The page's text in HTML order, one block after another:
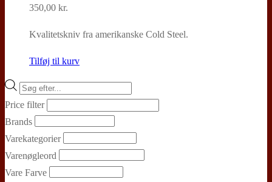
350,00 kr.
Kvalitetskniv fra amerikanske Cold Steel.
Tilføj til kurv
Products
search
Price filter
Brands
Varekategorier
Varenøgleord
Vare Farve